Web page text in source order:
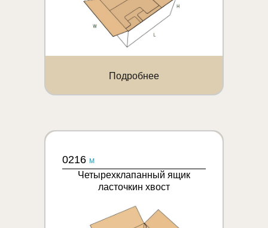
Подробнее
0216 M
Четырехклапанный ящик
ласточкин хвост